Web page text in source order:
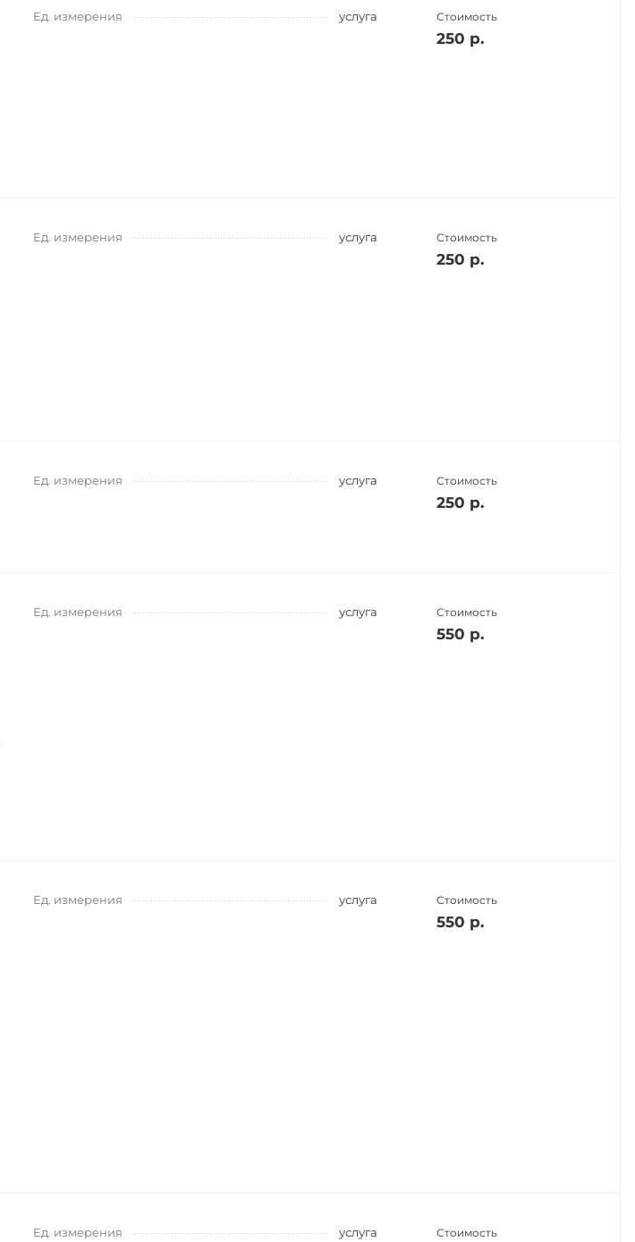
Ед. измерения услуга Стоимость
250 р.
Ед. измерения услуга Стоимость
250 р.
Ед. измерения услуга Стоимость
250 р.
Ед. измерения услуга Стоимость
550 р.
Ед. измерения услуга Стоимость
550 р.
Ед. измерения услуга Стоимость